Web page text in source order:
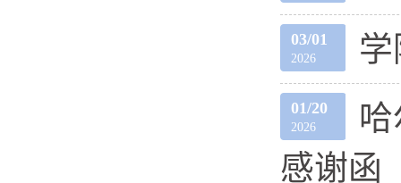
03/01
2026
01/20
2026
感谢函